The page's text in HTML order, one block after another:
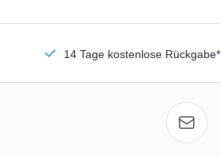
14 Tage kostenlose Rückgabe*